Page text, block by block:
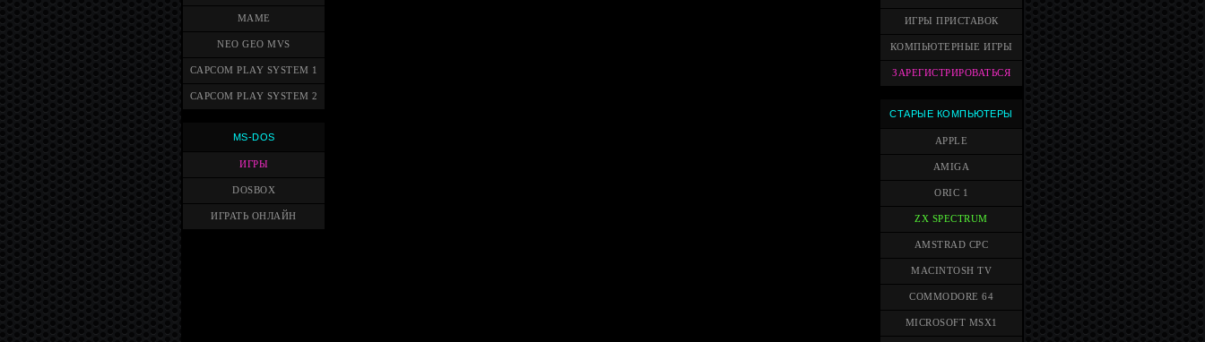
MAME
NEO GEO MVS
CAPCOM PLAY SYSTEM 1
CAPCOM PLAY SYSTEM 2
MS-DOS
ИГРЫ
DOSBOX
ИГРАТЬ ОНЛАЙН
ИГРЫ ПРИСТАВОК
КОМПЬЮТЕРНЫЕ ИГРЫ
ЗАРЕГИСТРИРОВАТЬСЯ
СТАРЫЕ КОМПЬЮТЕРЫ
APPLE
AMIGA
ORIC 1
ZX SPECTRUM
AMSTRAD CPC
MACINTOSH TV
COMMODORE 64
MICROSOFT MSX1